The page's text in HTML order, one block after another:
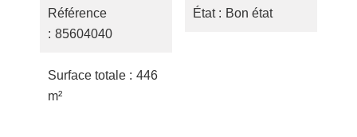
Référence
85604040
Surface totale
446
m²
État Bon état